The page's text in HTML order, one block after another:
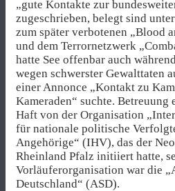
„gute Kontakte zur
zugeschrieben, belegt sind
zum später verbotenen „Blood
und dem Terrornetzwerk
hatte See offenbar auch
wegen schwerster Gewalttaten
einer Annonce „Kontakt zu
Kameraden“ suchte. Betreuung
Haft von der Organisation
für nationale politische
Angehörige“ (IHV), das der
Rheinland Pfalz initiiert hatte,
Vorläuferorganisation war die
Deutschland“ (ASD).